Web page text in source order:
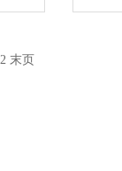
2 末页